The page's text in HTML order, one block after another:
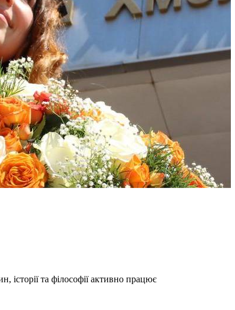
історії та філософії активно працює